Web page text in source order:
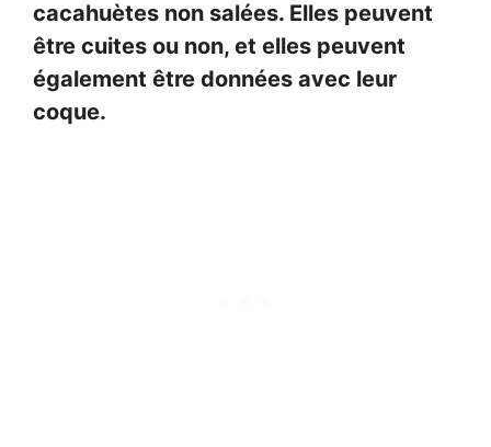
cacahuètes non salées. Elles peuvent
être cuites ou non, et elles peuvent
également être données avec leur
coque.